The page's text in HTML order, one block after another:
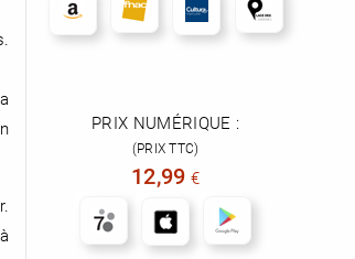
PRIX NUMÉRIQUE :
(PRIX TTC)
12,99 €